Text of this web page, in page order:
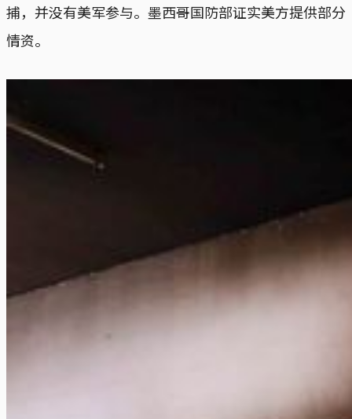
捕，并没有美军参与。墨西哥国防部证实美方提供部分
情资。